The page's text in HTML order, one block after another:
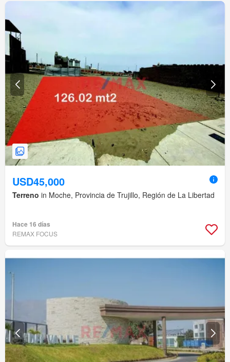
USD45,000
Terreno in Moche, Provincia de Trujillo, Región de La Libertad
Hace 16 días
REMAX FOCUS